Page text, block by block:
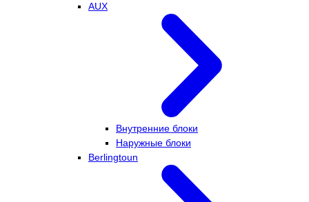
AUX
Внутренние блоки
Наружные блоки
Berlingtoun